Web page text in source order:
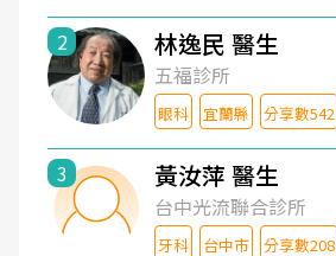
2 林逸民 醫生
五福診所
眼科 宜蘭縣 分享數542
3 黃汝萍 醫生
台中光流聯合診所
牙科 台中市 分享數208